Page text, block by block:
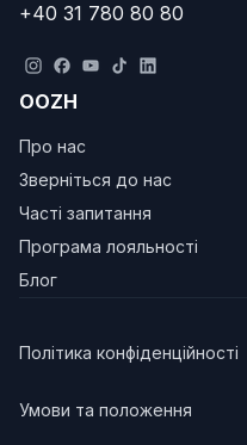
+40 31 780 80 80
OOZH
Про нас
Зверніться до нас
Часті запитання
Програма лояльності
Блог
Політика конфіденційності
Умови та положення